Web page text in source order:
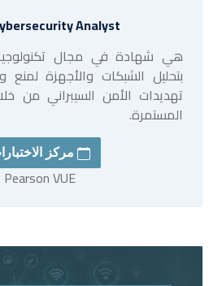
Analyst
هي شهادة في مجال
بتحليل الشبكات والأجهزة
تهديدات الأمن السيبراني من
المستمرة.
مركز
Pearson VUE